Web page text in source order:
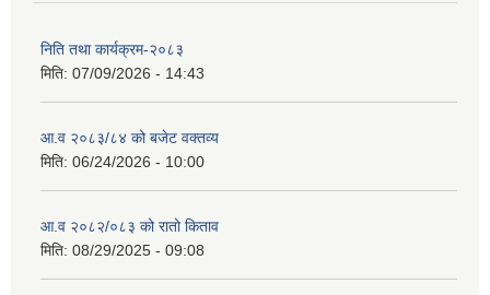
निति तथा कार्यक्रम-२०८३
मिति: 07/09/2026 - 14:43
आ.व २०८३/८४ को बजेट वक्तव्य
मिति: 06/24/2026 - 10:00
आ.व २०८२/०८३ को रातो किताव
मिति: 08/29/2025 - 09:08